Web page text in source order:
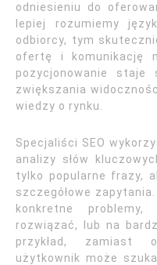
odniesieniu do
lepiej rozumiemy
odbiorcy, tym
ofertę i komunikację
pozycjonowanie
zwiększania
wiedzy o rynku.
Specjaliści SEO
analizy słów
tylko popularne frazy,
szczegółowe
konkretne
rozwiązać, lub na
przykład, zamiast
użytkownik może